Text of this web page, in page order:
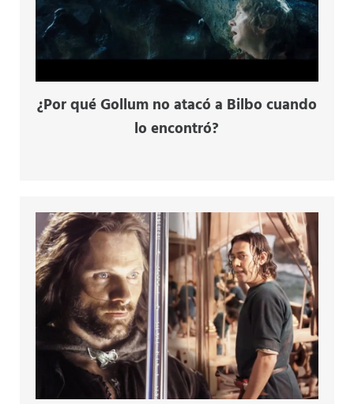
¿Por qué Gollum no atacó a Bilbo cuando
lo encontró?